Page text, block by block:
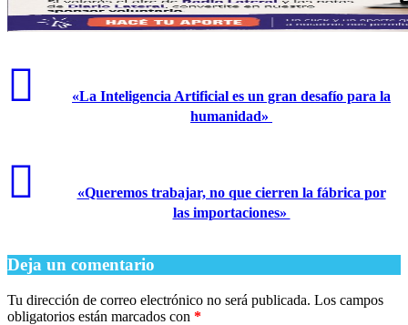
​«La Inteligencia Artificial es un gran desafío para la
humanidad»
​«Queremos trabajar, no que cierren la fábrica por
las importaciones»
Deja un comentario
Tu dirección de correo electrónico no será publicada. Los campos
obligatorios están marcados con *